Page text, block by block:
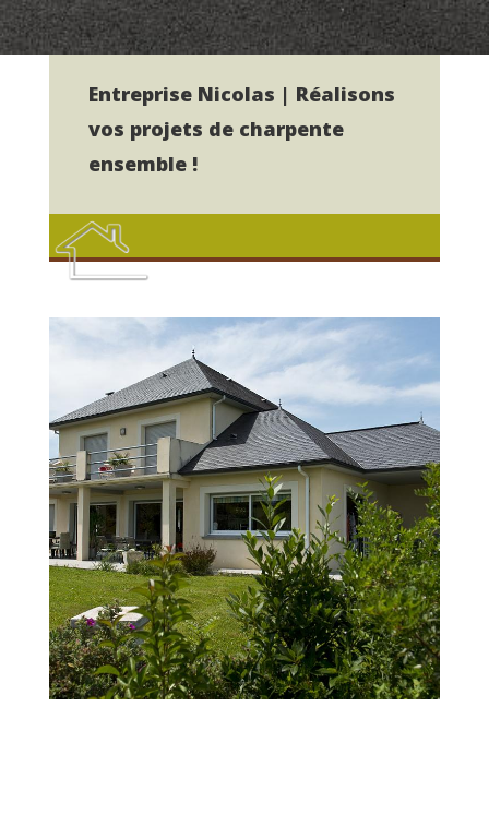
Entreprise Nicolas | Réalisons
vos projets de charpente
ensemble !